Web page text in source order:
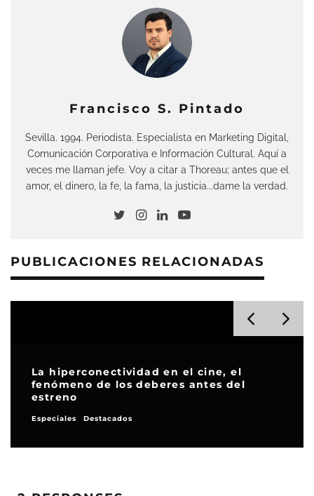
Francisco S. Pintado
Sevilla. 1994. Periodista. Especialista en Marketing Digital,
Comunicación Corporativa e Información Cultural. Aquí a
veces me llaman jefe. Voy a citar a Thoreau; antes que el
amor, el dinero, la fe, la fama, la justicia...dame la verdad.
PUBLICACIONES RELACIONADAS
en el cine, el
deberes antes del
San Diego